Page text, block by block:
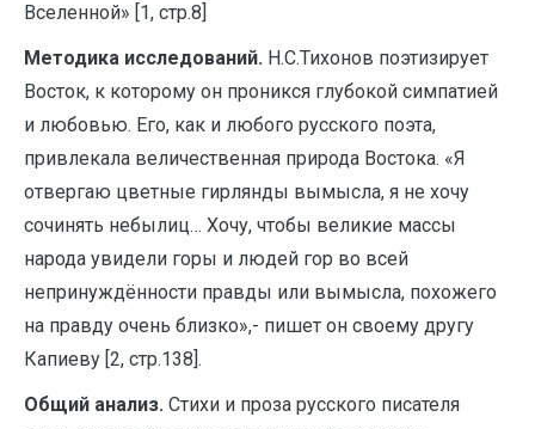
Вселенной» [1, стр.8]
Методика исследований. Н.С.Тихонов поэтизирует
Восток, к которому он проникся глубокой симпатией
и любовью. Его, как и любого русского поэта,
привлекала величественная природа Востока. «Я
отвергаю цветные гирлянды вымысла, я не хочу
сочинять небылиц… Хочу, чтобы великие массы
народа увидели горы и людей гор во всей
непринуждённости правды или вымысла, похожего
на правду очень близко»,- пишет он своему другу
Капиеву [2, стр.138].
Общий анализ. Стихи и проза русского писателя